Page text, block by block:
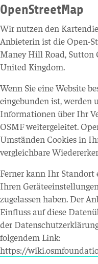
OpenStreetMap
Wir nutzen den
Anbieterin ist die Open-
Maney Hill Road, Sutton
United Kingdom.
Wenn Sie eine Website
eingebunden ist, werden
Informationen über Ihr
OSMF weitergeleitet.
Umständen Cookies in
vergleichbare
Ferner kann Ihr Standort
Ihren
zugelassen haben. Der
Einfluss auf diese
der
folgendem Link:
https://